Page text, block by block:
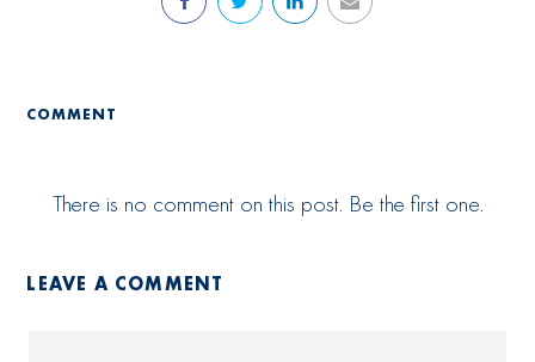
COMMENT
There is no comment on this post. Be the first one.
LEAVE A COMMENT